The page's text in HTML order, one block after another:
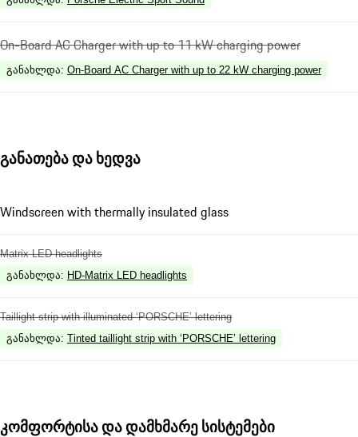
On-Board AC Charger with up to 11 kW charging power
განახლდა: On-Board AC Charger with up to 22 kW charging power
განათება და ხედვა
Windscreen with thermally insulated glass
Matrix LED headlights
განახლდა: HD-Matrix LED headlights
Taillight strip with illuminated ‘PORSCHE’ lettering
განახლდა: Tinted taillight strip with ‘PORSCHE’ lettering
კომფორტისა და დამხმარე სისტემები